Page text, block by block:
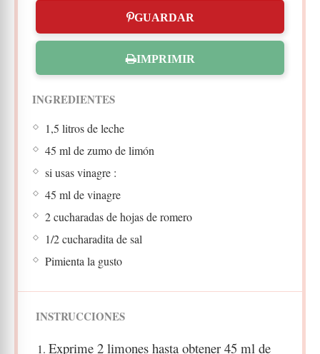
GUARDAR
IMPRIMIR
INGREDIENTES
1,5 litros de leche
45 ml de zumo de limón
si usas vinagre :
45 ml de vinagre
2 cucharadas de hojas de romero
1/2 cucharadita de sal
Pimienta la gusto
INSTRUCCIONES
Exprime 2 limones hasta obtener 45 ml de